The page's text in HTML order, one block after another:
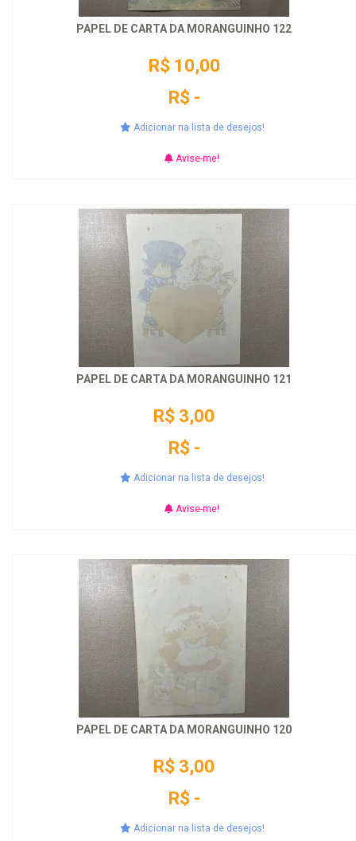
PAPEL DE CARTA DA MORANGUINHO 122
R$ 10,00
R$ -
Adicionar na lista de desejos!
Avise-me!
PAPEL DE CARTA DA MORANGUINHO 121
R$ 3,00
R$ -
Adicionar na lista de desejos!
Avise-me!
PAPEL DE CARTA DA MORANGUINHO 120
R$ 3,00
R$ -
Adicionar na lista de desejos!